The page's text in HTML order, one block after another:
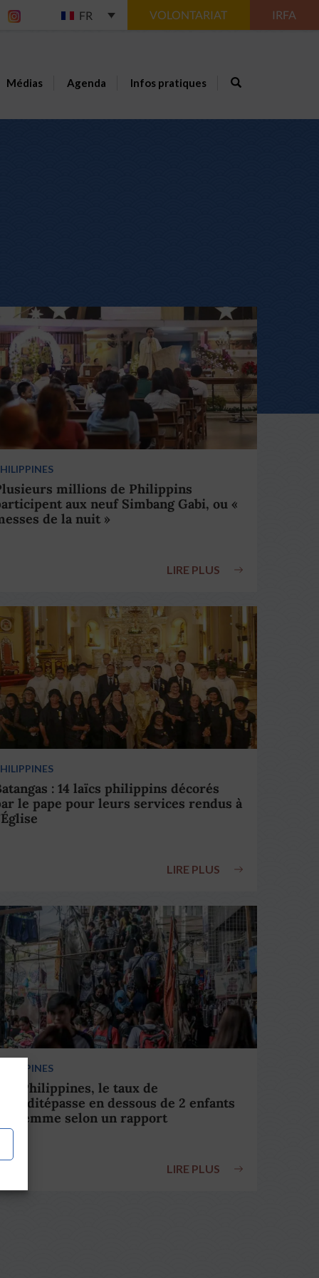
FR VOLONTARIAT IRFA
Médias Agenda Infos pratiques
millions de Philippins
aux neuf Simbang Gabi, ou «
de la nuit »
LIRE PLUS
: 14 laïcs philippins décorés
le pape pour leurs services rendus à
LIRE PLUS
Philippines, le taux de
en dessous de 2 enfants
femme selon un rapport
LIRE PLUS